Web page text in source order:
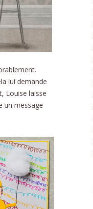
lui demande
Louise laisse
un message